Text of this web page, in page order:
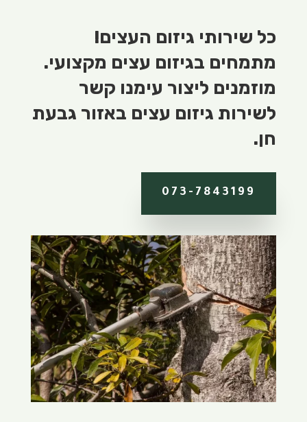
כל שירותי גיזום העצים!
מתמחים בגיזום עצים מקצועי.
מוזמנים ליצור עימנו קשר
לשירות גיזום עצים באזור גבעת
חן.
073-7843199